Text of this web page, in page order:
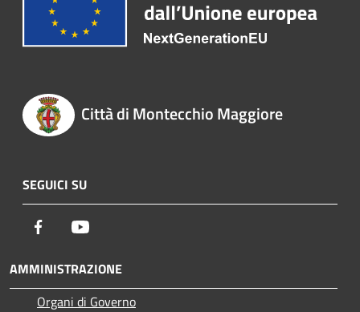
Città di Montecchio Maggiore
SEGUICI SU
Facebook
AMMINISTRAZIONE
Organi di Governo